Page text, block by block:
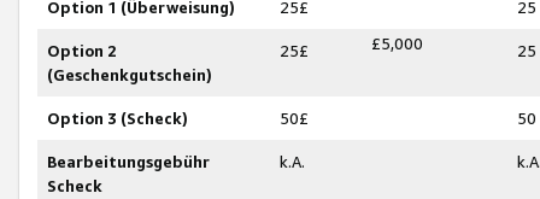
Option 1 (Überweisung) 25£ 25
Option 2
(Geschenkgutschein)
25£ £5,000 25
Option 3 (Scheck) 50£ 50
Bearbeitungsgebühr
Scheck
k.A.